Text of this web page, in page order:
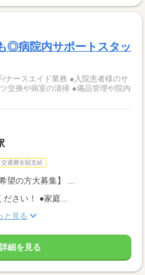
◎病院内サポートスタッ
ド業務 ●入院患者様のサ
交換や病室の清掃 ●備品管理や院内
交通費全額支給
望の方大募集】 ...
さい！ ●家庭...
と見る
細を見る